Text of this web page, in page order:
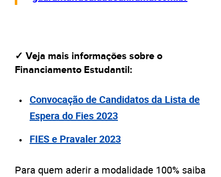
✓ Veja mais informações sobre o
Financiamento Estudantil:
Convocação de Candidatos da Lista de
Espera do Fies 2023
FIES e Pravaler 2023
Para quem aderir a modalidade 100% saiba